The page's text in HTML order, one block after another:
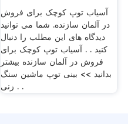
آسیاب توپ کوچک برای فروش
در آلمان سازنده. شما می توانید
دیدگاه های این مطلب را دنبال
کنید . . آسیاب توپ کوچک برای
فروش در آلمان سازنده بیشتر
بدانید >> بینی توپ ماشین سنگ
زنی . .